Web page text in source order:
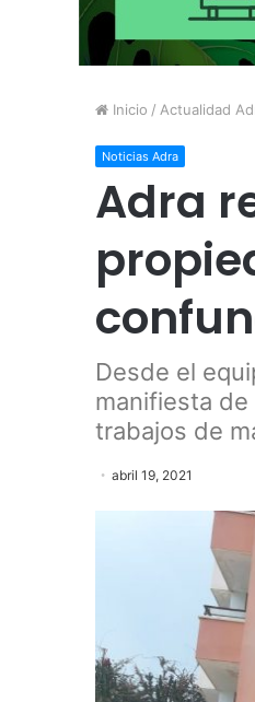
Inicio / Actualidad
Noticias Adra
Adra
Desde el
manifiesta
trabajos de
abril 19, 2021